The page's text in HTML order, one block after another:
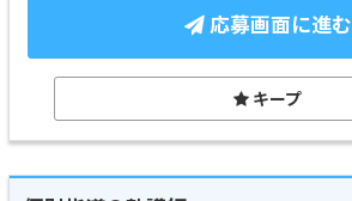
応募画面に進む
キープ